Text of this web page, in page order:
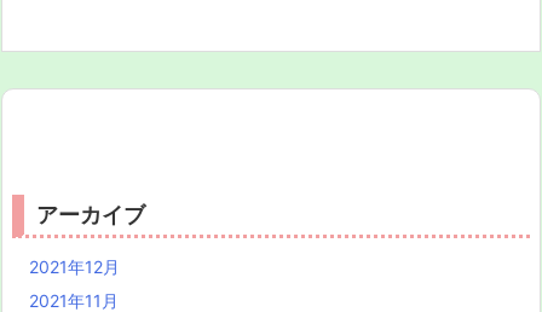
アーカイブ
2021年12月
2021年11月